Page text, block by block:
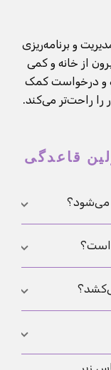
و برنامه‌ریزی
از خانه و کمی
و درخواست کمک
را راحت‌تر می‌کند.
قاعدگی
می‌شود؟
می‌شود، اما می‌تواند
کوتاه
است؟
هورمونی هنوز
است.
شروع ممکن